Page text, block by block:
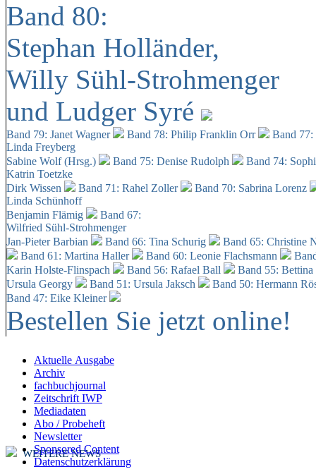
Band 80:
Stephan Holländer,
Willy Sühl-Strohmenger
und Ludger Syré
Band 79: Janet Wagner Band 78: Philip Franklin Orr
Band
Linda Freyberg
Sabine Wolf (Hrsg.)
Band 75: Denise Rudolph
Band 74:
Katrin Toetzke
Dirk Wissen
Band 71: Rahel Zoller
Band 70: Sabrina Lorenz
Linda Schünhoff
Benjamin Flämig
Band 67:
Wilfried Sühl-Strohmenger
Jan-Pieter Barbian
Band 66: Tina Schurig
Band 65: Christine
Band 61: Martina Haller
Band 60: Leonie Flachsmann
Karin Holste-Flinspach
Band 56: Rafael Ball
Band 55:
Ursula Georgy
Band 51: Ursula Jaksch Band 50: Hermann
Band 47: Eike Kleiner
Bestellen Sie jetzt online!
Aktuelle Ausgabe
Archiv
fachbuchjournal
Zeitschrift IWP
Mediadaten
Abo / Probeheft
Newsletter
Sponsored Content
Datenschutzerklärung
WEITERE NEWS